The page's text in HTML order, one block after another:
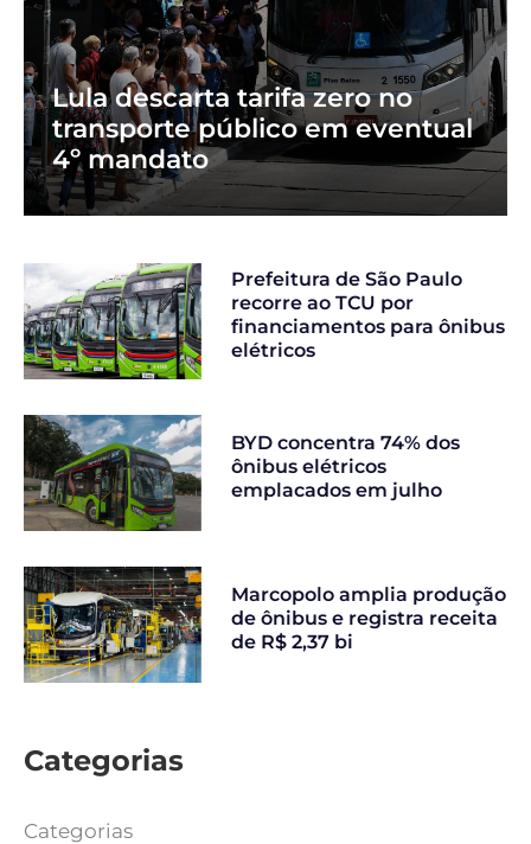
Lula descarta tarifa zero no
transporte público em eventual
4º mandato
Prefeitura de São Paulo
recorre ao TCU por
financiamentos para ônibus
elétricos
BYD concentra 74% dos
ônibus elétricos
emplacados em julho
Marcopolo amplia produção
de ônibus e registra receita
de R$ 2,37 bi
Categorias
Categorias